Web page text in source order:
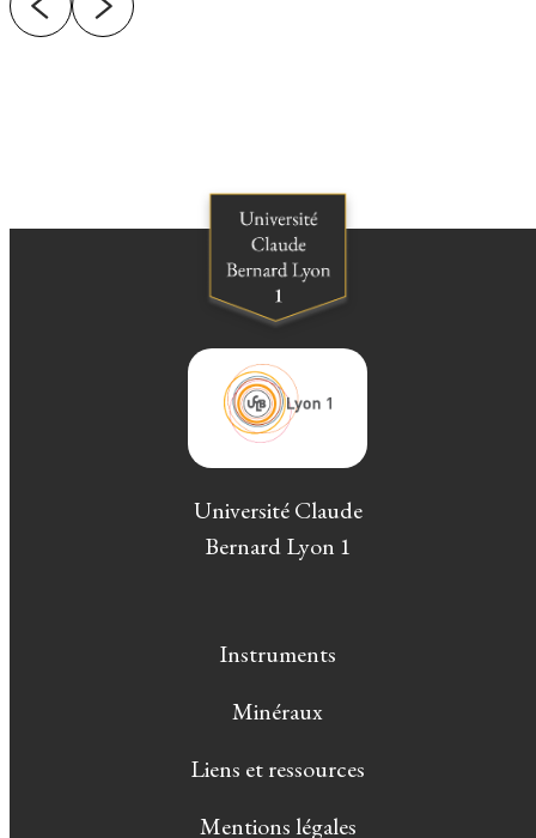
Université Claude
Bernard Lyon 1
Instruments
Minéraux
Liens et ressources
Mentions légales